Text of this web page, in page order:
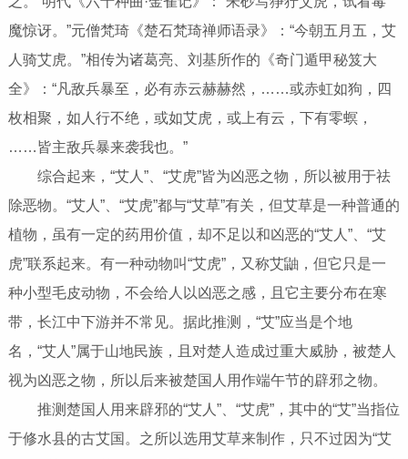
魔惊讶。”元僧梵琦《楚石梵琦禅师语录》：“今朝五月五，艾
人骑艾虎。”相传为诸葛亮、刘基所作的《奇门遁甲秘笈大
全》：“凡敌兵暴至，必有赤云赫赫然，……或赤虹如狗，四
枚相聚，如人行不绝，或如艾虎，或上有云，下有零螟，
……皆主敌兵暴来袭我也。”
综合起来，“艾人”、“艾虎”皆为凶恶之物，所以被用于祛
除恶物。“艾人”、“艾虎”都与“艾草”有关，但艾草是一种普通的
植物，虽有一定的药用价值，却不足以和凶恶的“艾人”、“艾
虎”联系起来。有一种动物叫“艾虎”，又称艾鼬，但它只是一
种小型毛皮动物，不会给人以凶恶之感，且它主要分布在寒
带，长江中下游并不常见。据此推测，“艾”应当是个地
名，“艾人”属于山地民族，且对楚人造成过重大威胁，被楚人
视为凶恶之物，所以后来被楚国人用作端午节的辟邪之物。
推测楚国人用来辟邪的“艾人”、“艾虎”，其中的“艾”当指位
于修水县的古艾国。之所以选用艾草来制作，只不过因为“艾